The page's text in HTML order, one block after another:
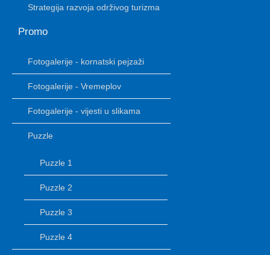
Strategija razvoja održivog turizma
Promo
Fotogalerije - kornatski pejzaži
Fotogalerije - Vremeplov
Fotogalerije - vijesti u slikama
Puzzle
Puzzle 1
Puzzle 2
Puzzle 3
Puzzle 4